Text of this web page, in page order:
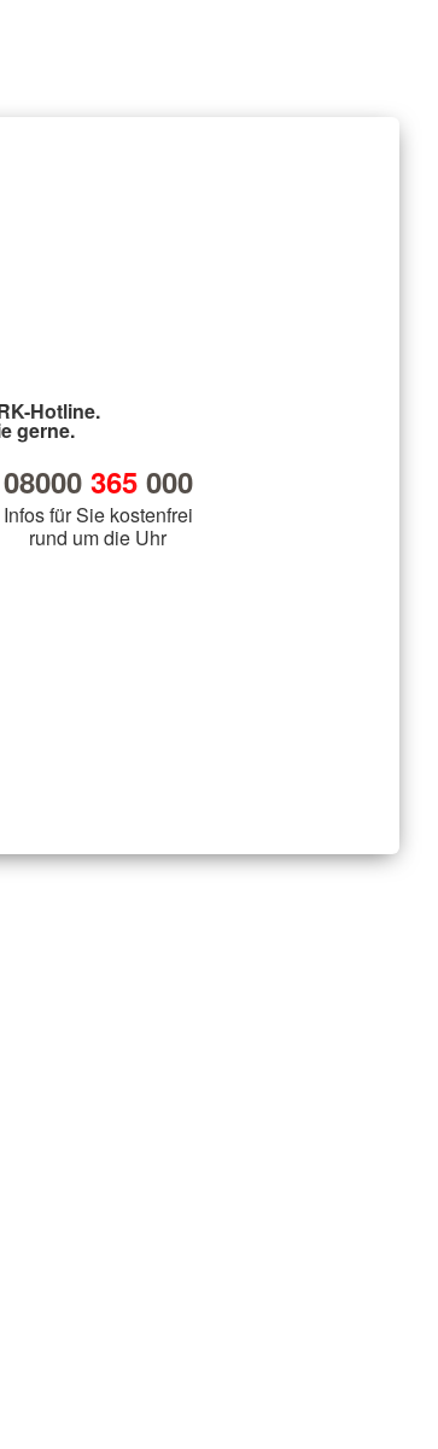
Hotline.
gerne.
08000 365000
Infos für Sie kostenfrei
rund um die Uhr